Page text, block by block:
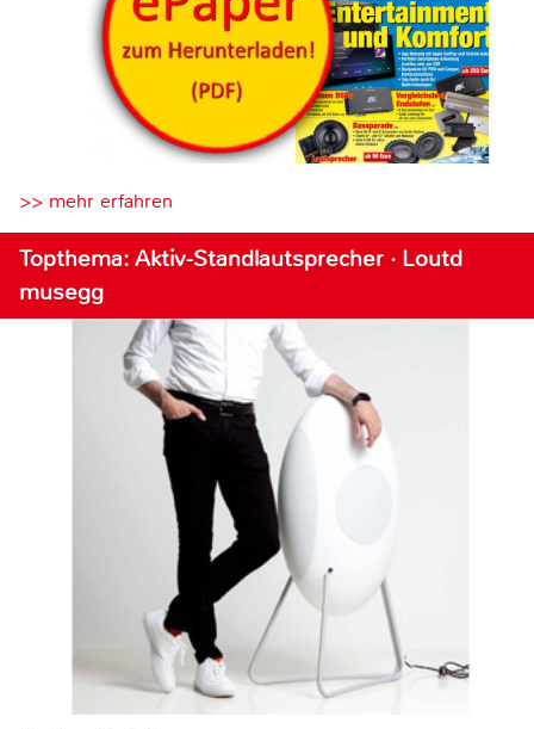
>> mehr erfahren
Topthema: Aktiv-Standlautsprecher · Loutd
musegg